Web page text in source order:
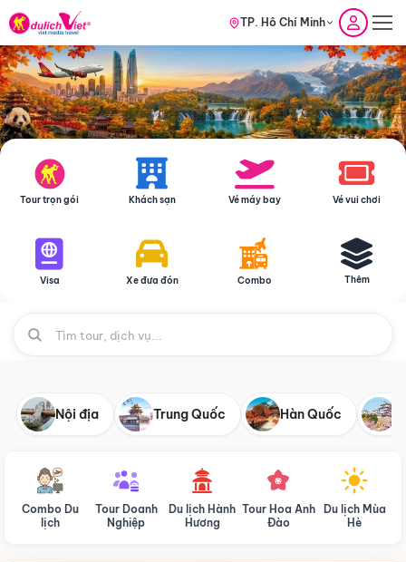
TP. Hồ Chí Minh
Tour trọn gói Khách sạn Vé máy bay Vé vui chơi
Visa Xe đưa đón Combo Thêm
Nội địa Trung Quốc Hàn Quốc
Combo Du
lịch
Tour Doanh
Nghiệp
Du lịch Hành
Hương
Tour Hoa Anh
Đào
Du lịch Mùa
Hè